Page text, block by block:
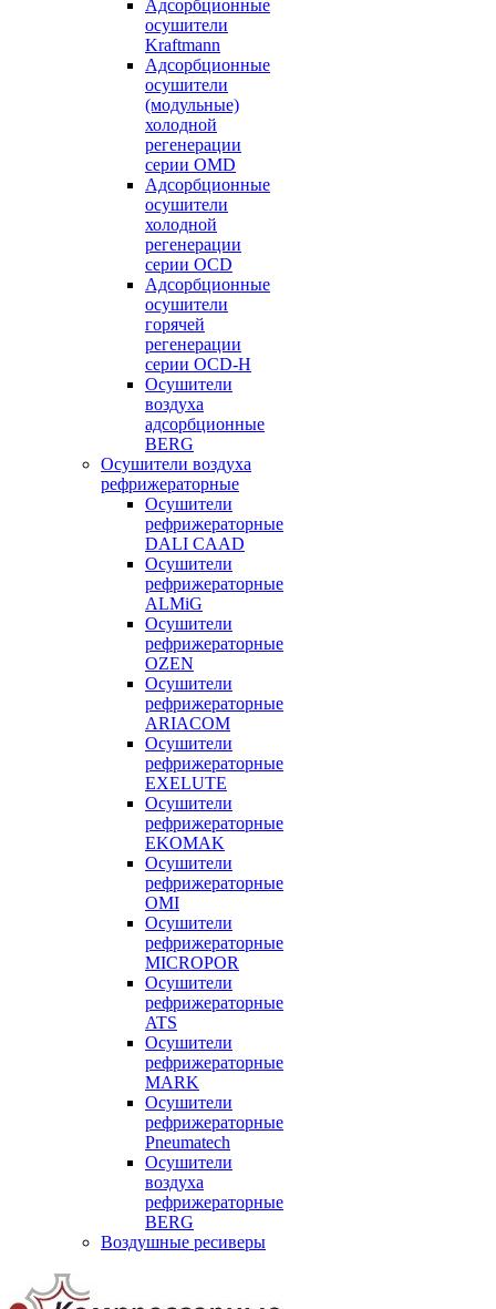
Адсорбционные
осушители
Kraftmann
Адсорбционные
осушители
(модульные)
холодной
регенерации
серии OMD
Адсорбционные
осушители
холодной
регенерации
серии OCD
Адсорбционные
осушители
горячей
регенерации
серии OСD-H
Осушители
воздуха
адсорбционные
BERG
Осушители воздуха
рефрижераторные
Осушители
рефрижераторные
DALI CAAD
Осушители
рефрижераторные
ALMiG
Осушители
рефрижераторные
OZEN
Осушители
рефрижераторные
ARIACOM
Осушители
рефрижераторные
EXELUTE
Осушители
рефрижераторные
EKOMAK
Осушители
рефрижераторные
OMI
Осушители
рефрижераторные
MICROPOR
Осушители
рефрижераторные
ATS
Осушители
рефрижераторные
MARK
Осушители
рефрижераторные
Pneumatech
Осушители
воздуха
рефрижераторные
BERG
Воздушные ресиверы